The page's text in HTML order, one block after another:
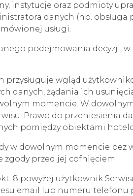
instytucje oraz podmioty
danych (np.
usługi.
podejmowania decyzji,
wgląd
danych, żądania ich
momencie. W
Prawo do przeniesienia
pomiędzy obiektami
w dowolnym momencie bez
przed jej cofnięciem.
8 powyżej użytkownik
email lub numeru telefonu